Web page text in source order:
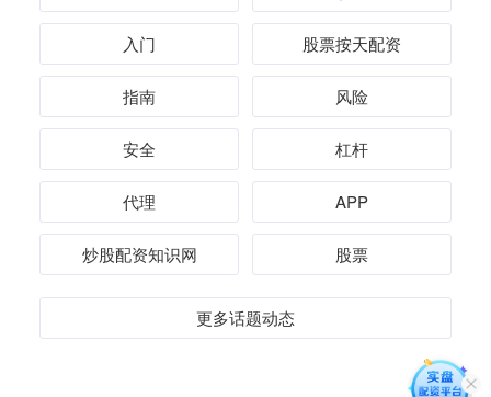
入门 股票按天配资
指南 风险
安全 杠杆
代理 APP
炒股配资知识网 股票
更多话题动态